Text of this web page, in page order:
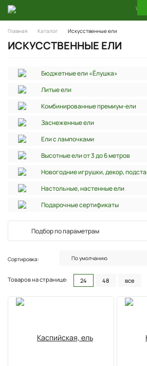
Главная Каталог Искусственные ели
ИСКУССТВЕННЫЕ ЕЛИ
Бюджетные ели «Ёлушка»
Литые ели
Комбинированные премиум-ели
Заснеженные ели
Ели с лампочками
Высотные ели от 3 до 6 метров
Новогодние игрушки, декор,
Настольные, настенные ели
Подарочные сертификаты
Подбор по параметрам
Сортировка:
Товаров на странице: 24 48 все